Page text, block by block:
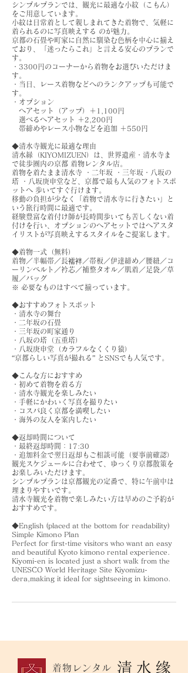
シンプルプランでは、観光に最適な小紋（こもん）
をご用意しています。
小紋は日常着として親しまれてきた着物で、気軽に
着られるのに写真映えする のが魅力。
京都の石畳や町家に自然に馴染む色柄を中心に揃え
ており、「迷ったらこれ」と言える安心のプランで
す。
・3300円のコーナーから着物をお選びいただけま
す。
・当日、レース着物などへのランクアップも可能で
す。
・オプション
ヘアセット（アップ）＋1,100円
選べるヘアセット ＋2,200円
帯締めやレース小物などを追加 ＋550円
◆清水寺観光に最適な理由
清水縁（KIYOMIZUEN）は、世界遺産・清水寺ま
で徒歩圏内の京都 着物レンタル店。
着物を着たまま清水寺 ・二年坂 ・三年坂・八坂の
塔 ・八坂庚申堂など、京都で最も人気のフォトスポ
ットへ 歩いてすぐ行けます。
移動の負担が少なく「着物で清水寺に行きたい」と
いう旅行時間に最適です。
経験豊富な着付け師が長時間歩いても苦しくない着
付けを行い、オプションのヘアセットではヘアスタ
イリストが写真映えするスタイルをご提案します。
◆着物一式（無料）
着物／半幅帯／長襦袢／帯板／伊達締め／腰紐／コ
ーリンベルト／衿芯／補整タオル／肌着／足袋／草
履／バッグ
※ 必要なものはすべて揃っています。
◆おすすめフォトスポット
・清水寺の舞台
・二年坂の石畳
・三年坂の町家通り
・八坂の塔（五重塔）
・八坂庚申堂（カラフルなくくり猿）
“京都らしい写真が撮れる” とSNSでも人気です。
◆こんな方におすすめ
・初めて着物を着る方
・清水寺観光を楽しみたい
・手軽にかわいく写真を撮りたい
・コスパ良く京都を満喫したい
・海外の友人を案内したい
◆返却時間について
・最終返却時間：17:30
・追加料金で翌日返却もご相談可能（要事前確認）
観光スケジュールに合わせて、ゆっくり京都散策を
お楽しみいただけます。
シンプルプランは京都観光の定番で、特に午前中は
埋まりやすいです。
清水寺観光を着物で楽しみたい方は早めのご予約が
おすすめです。
◆English (placed at the bottom for readability)
Simple Kimono Plan
Perfect for first-time visitors who want an easy
and beautiful Kyoto kimono rental experience.
Kiyomi-en is located just a short walk from the
UNESCO World Heritage Site Kiyomizu-
dera,making it ideal for sightseeing in kimono.
着物レンタル